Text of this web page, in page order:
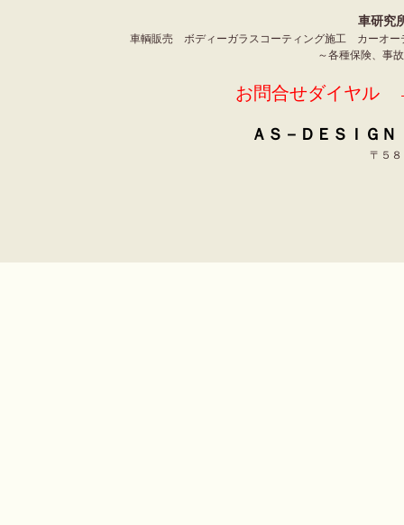
車研究
車輌販売 ボディーガラスコーティング施工 カー
～各種保険、事
お問合せダイヤ
ＡＳ－ＤＥＳＩ
〒５